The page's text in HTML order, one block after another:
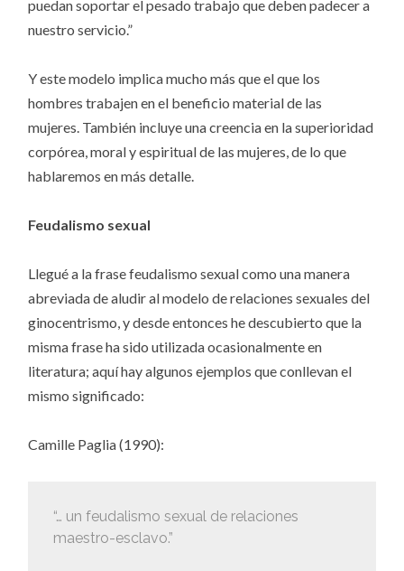
puedan soportar el pesado trabajo que deben padecer a
nuestro servicio.”
Y este modelo implica mucho más que el que los
hombres trabajen en el beneficio material de las
mujeres. También incluye una creencia en la superioridad
corpórea, moral y espiritual de las mujeres, de lo que
hablaremos en más detalle.
Feudalismo sexual
Llegué a la frase feudalismo sexual como una manera
abreviada de aludir al modelo de relaciones sexuales del
ginocentrismo, y desde entonces he descubierto que la
misma frase ha sido utilizada ocasionalmente en
literatura; aquí hay algunos ejemplos que conllevan el
mismo significado:
Camille Paglia (1990):
“… un feudalismo sexual de relaciones
maestro-esclavo.”